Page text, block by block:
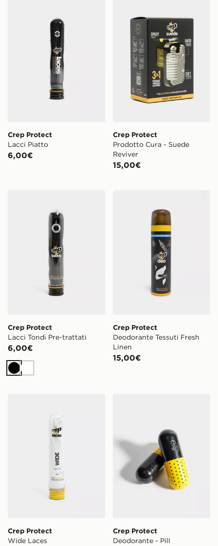
Crep Protect
Lacci Piatto
6,00€
Crep Protect
Prodotto Cura - Suede
Reviver
15,00€
Crep Protect
Lacci Tondi Pre-trattati
6,00€
NeroBianco
Crep Protect
Deodorante Tessuti Fresh
Linen
15,00€
Crep Protect
Wide Laces
Crep Protect
Deodorante - Pill